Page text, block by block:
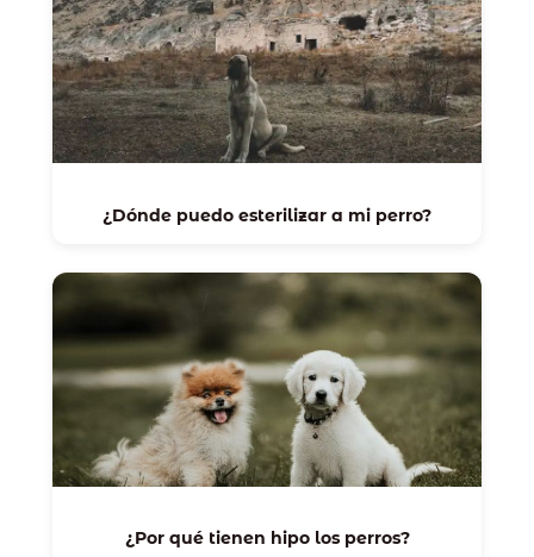
¿Dónde puedo esterilizar a mi perro?
¿Por qué tienen hipo los perros?